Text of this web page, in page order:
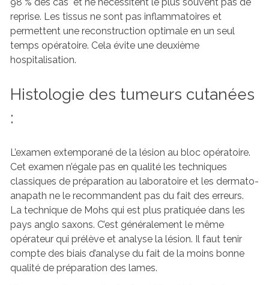
reprise. Les tissus ne sont pas inflammatoires et
permettent une reconstruction optimale en un seul
temps opératoire. Cela évite une deuxième
hospitalisation.
Histologie des tumeurs cutanées
:
L’examen extemporané de la lésion au bloc opératoire.
Cet examen n’égale pas en qualité les techniques
classiques de préparation au laboratoire et les dermato-
anapath ne le recommandent pas du fait des erreurs.
La technique de Mohs qui est plus pratiquée dans les
pays anglo saxons. C’est généralement le même
opérateur qui prélève et analyse la lésion. Il faut tenir
compte des biais d’analyse du fait de la moins bonne
qualité de préparation des lames.